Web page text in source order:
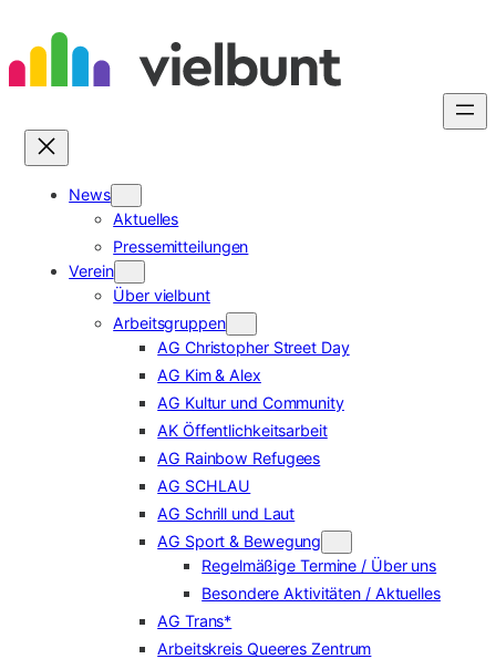
Inhalt
springen
News
Aktuelles
Pressemitteilungen
Verein
Über vielbunt
Arbeitsgruppen
AG Christopher Street Day
AG Kim & Alex
AG Kultur und Community
AK Öffentlichkeitsarbeit
AG Rainbow Refugees
AG SCHLAU
AG Schrill und Laut
AG Sport & Bewegung
Regelmäßige Termine / Über uns
Besondere Aktivitäten / Aktuelles
AG Trans*
Arbeitskreis Queeres Zentrum